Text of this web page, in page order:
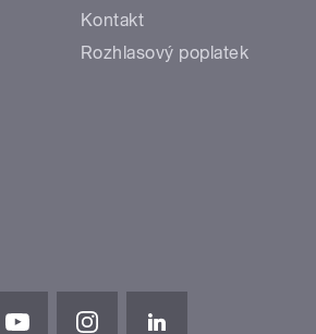
Kontakt
Rozhlasový poplatek